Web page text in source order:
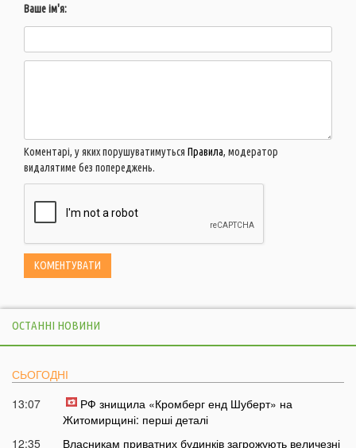
Ваше ім'я:
Коментарі, у яких порушуватимуться Правила, модератор
видалятиме без попереджень.
ОСТАННІ НОВИНИ
СЬОГОДНІ
13:07
РФ знищила «Кромберг енд Шуберт» на
Житомирщині: перші деталі
12:35
Власникам приватних будинків загрожують величезні